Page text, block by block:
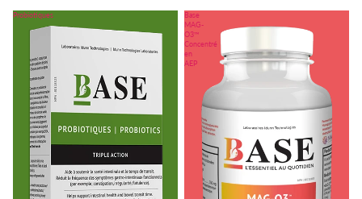
Probiotiques
Base
MAG-
O3™
Concentré
en
AEP